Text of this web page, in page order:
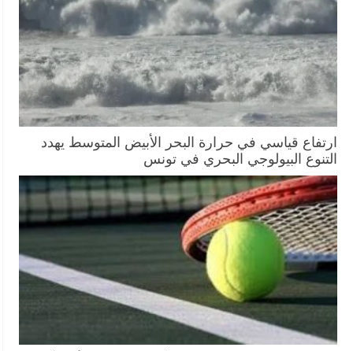
ارتفاع قياسي في حرارة البحر الأبيض المتوسط يهدد
التنوع البيولوجي البحري في تونس